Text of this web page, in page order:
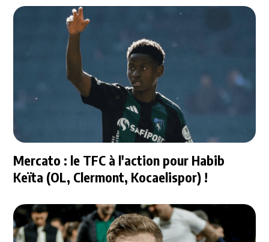
Mercato : le TFC à l'action pour Habib
Keïta (OL, Clermont, Kocaelispor) !